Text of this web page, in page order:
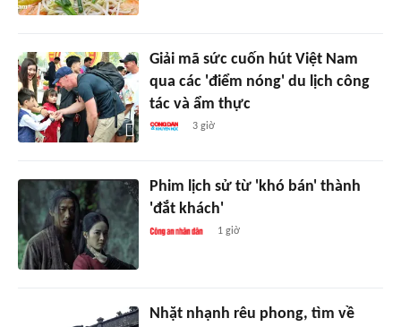
Giải mã sức cuốn hút Việt Nam
qua các 'điểm nóng' du lịch công
tác và ẩm thực
3 giờ
Phim lịch sử từ 'khó bán' thành
'đắt khách'
1 giờ
Nhặt nhạnh rêu phong, tìm về